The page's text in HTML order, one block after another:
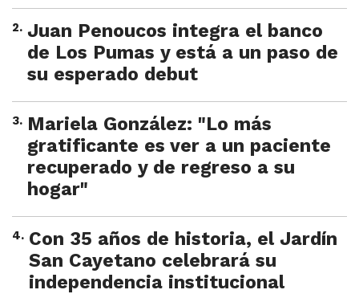
2. Juan Penoucos integra el banco
de Los Pumas y está a un paso de
su esperado debut
3. Mariela González: "Lo más
gratificante es ver a un paciente
recuperado y de regreso a su
hogar"
4. Con 35 años de historia, el Jardín
San Cayetano celebrará su
independencia institucional